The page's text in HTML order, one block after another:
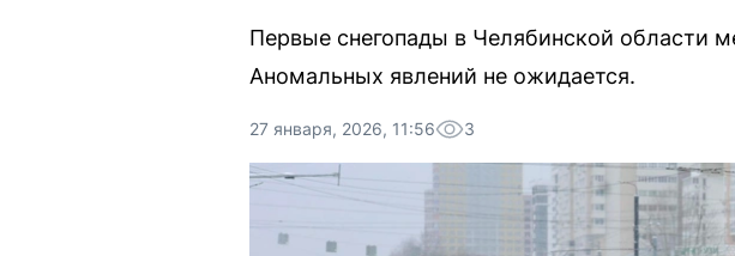
Первые снегопады в Челябинской области
Аномальных явлений не ожидается.
27 января, 2026, 11:56 3